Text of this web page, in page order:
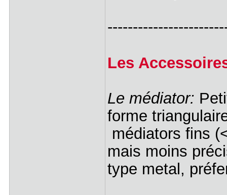
Les
Le médiator:
forme
médiators fins
mais moins
type metal,